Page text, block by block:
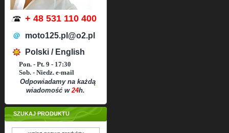
+ 48 531 110 400
moto125.pl@o2.pl
Polski / English
Pon. - Pt. 9 - 17:30
Sob. - Niedz. e-mail
Odpowiadamy na każdą
wiadomość w24h.
SZUKAJ PRODUKTU